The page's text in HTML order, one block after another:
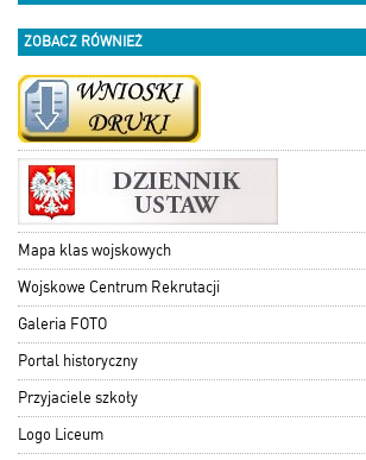
ZOBACZ RÓWNIEŻ
Mapa klas wojskowych
Wojskowe Centrum Rekrutacji
Galeria FOTO
Portal historyczny
Przyjaciele szkoły
Logo Liceum